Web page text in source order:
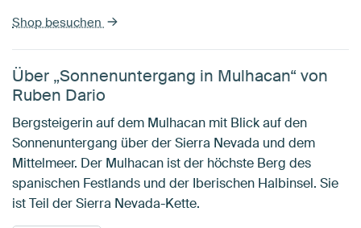
Shop besuchen
Über „Sonnenuntergang in Mulhacan“ von
Ruben Dario
Bergsteigerin auf dem Mulhacan mit Blick auf den
Sonnenuntergang über der Sierra Nevada und dem
Mittelmeer. Der Mulhacan ist der höchste Berg des
spanischen Festlands und der Iberischen Halbinsel. Sie
ist Teil der Sierra Nevada-Kette.